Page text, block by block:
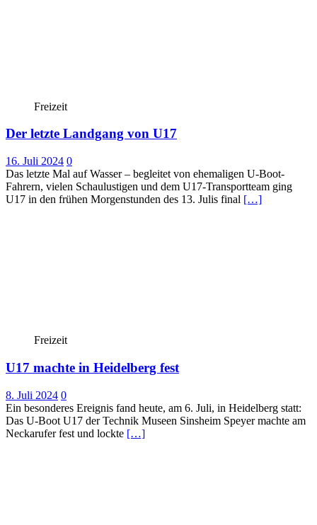
Freizeit
Der letzte Landgang von U17
16. Juli 2024 0
Das letzte Mal auf Wasser – begleitet von ehemaligen U-Boot-
Fahrern, vielen Schaulustigen und dem U17-Transportteam ging
U17 in den frühen Morgenstunden des 13. Julis final […]
Freizeit
U17 machte in Heidelberg fest
8. Juli 2024 0
Ein besonderes Ereignis fand heute, am 6. Juli, in Heidelberg statt:
Das U-Boot U17 der Technik Museen Sinsheim Speyer machte am
Neckarufer fest und lockte […]